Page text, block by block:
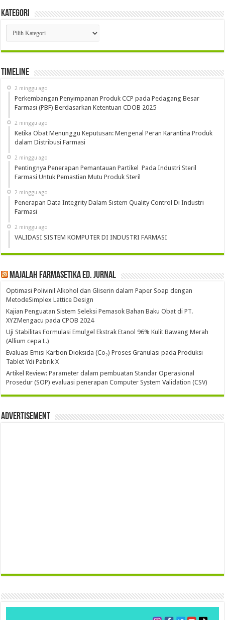
Kategori
Kategori
Timeline
2 minggu ago
Perkembangan Penyimpanan Produk CCP pada Pedagang Besar
Farmasi (PBF) Berdasarkan Ketentuan CDOB 2025
2 minggu ago
Ketika Obat Menunggu Keputusan: Mengenal Peran Karantina Produk
dalam Distribusi Farmasi
2 minggu ago
Pentingnya Penerapan Pemantauan Partikel Pada Industri Steril
Farmasi Untuk Pemastian Mutu Produk Steril
2 minggu ago
Penerapan Data Integrity Dalam Sistem Quality Control Di Industri
Farmasi
2 minggu ago
VALIDASI SISTEM KOMPUTER DI INDUSTRI FARMASI
Majalah Farmasetika Ed. Jurnal
Optimasi Polivinil Alkohol dan Gliserin dalam Paper Soap dengan
MetodeSimplex Lattice Design
Kajian Penguatan Sistem Seleksi Pemasok Bahan Baku Obat di PT.
XYZMengacu pada CPOB 2024
Uji Stabilitas Formulasi Emulgel Ekstrak Etanol 96% Kulit Bawang Merah
(Allium cepa L.)
Evaluasi Emisi Karbon Dioksida (Co₂) Proses Granulasi pada Produksi
Tablet Ydi Pabrik X
Artikel Review: Parameter dalam pembuatan Standar Operasional
Prosedur (SOP) evaluasi penerapan Computer System Validation (CSV)
Advertisement